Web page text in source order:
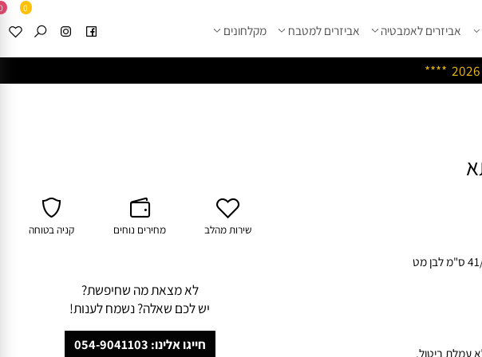
0
אביזרים לאמבטיה אביזרים למטבח מקלחונים
כיור מונח/תלוי חרס מלבני 9318 מעוצב 41/22.5/10 ס"מ לבן מט
שירות מהלב מחירים נוחים קניה בטוחה
לא מצאת מה שחיפשת?
יש לכם שאלה? נשמח לענות!